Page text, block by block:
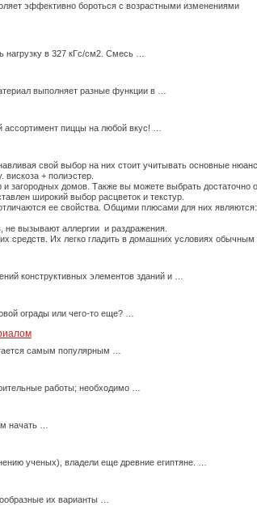
эффективно бороться с возрастными изменениями
нагрузку в 327 кГс/см2. Смесь …
выполняет разные функции в …
пиццы на любой вкус! …
свой выбор на них стоит учитывать основные
+ полиэстер.
домов. Также вы можете выбрать достаточно
широкий выбор расцветок и текстур.
ее свойства. Общими плюсами для них являются:
вызывают аллергии и раздражения.
средств. Их легко гладить в домашних условиях обычным
конструктивных элементов зданий и …
ограды или чего-то еще? …
самым популярным …
работы; необходимо …
начать …
ученых), владели еще древние египтяне. …
их варианты …